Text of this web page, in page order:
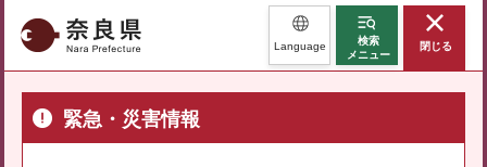
奈良県 Language
検索
メニュー
閉じる
緊急・災害情報